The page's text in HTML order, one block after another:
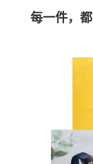
每一件，